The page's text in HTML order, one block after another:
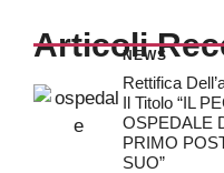
ArticoliNEWS
Rettifica
Il Titolo “IL
OSPEDALE
PRIMO
SUO”